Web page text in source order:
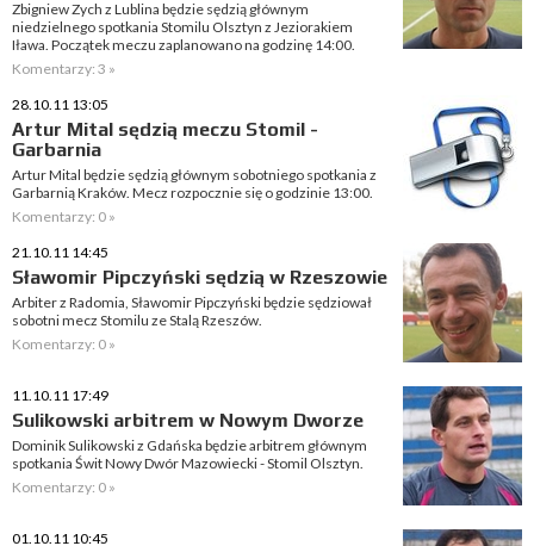
Zbigniew Zych z Lublina będzie sędzią głównym
niedzielnego spotkania Stomilu Olsztyn z Jeziorakiem
Iława. Początek meczu zaplanowano na godzinę 14:00.
Komentarzy: 3 »
28.10.11 13:05
Artur Mital sędzią meczu Stomil -
Garbarnia
Artur Mital będzie sędzią głównym sobotniego spotkania z
Garbarnią Kraków. Mecz rozpocznie się o godzinie 13:00.
Komentarzy: 0 »
21.10.11 14:45
Sławomir Pipczyński sędzią w Rzeszowie
Arbiter z Radomia, Sławomir Pipczyński będzie sędziował
sobotni mecz Stomilu ze Stalą Rzeszów.
Komentarzy: 0 »
11.10.11 17:49
Sulikowski arbitrem w Nowym Dworze
Dominik Sulikowski z Gdańska będzie arbitrem głównym
spotkania Świt Nowy Dwór Mazowiecki - Stomil Olsztyn.
Komentarzy: 0 »
01.10.11 10:45